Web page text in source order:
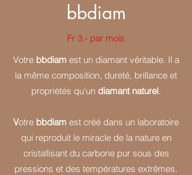
bbdiam
Fr 3.- par mois
Votre bbdiam est un diamant véritable. Il a
la même composition, dureté, brillance et
propriétés qu'un diamant naturel.
Votre bbdiam est créé dans un laboratoire
qui reproduit le miracle de la nature en
cristallisant du carbone pur sous des
pressions et des températures extrêmes.